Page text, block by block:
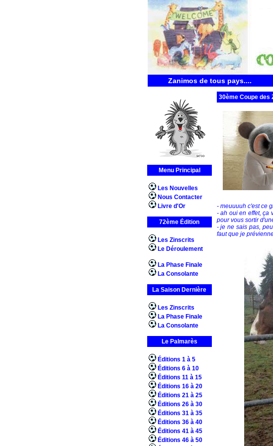
Zanimos de tous pays....
Menu Principal
Les Nouvelles
Nous Contacter
Livre d'Or
72ème Édition
Les Zinscrits
Le Déroulement
La Phase Finale
La Consolante
La Saison Dernière
Les Zinscrits
La Phase Finale
La Consolante
Le Palmarès
Éditions 1 à 5
Éditions 6 à 10
Éditions 11 à 15
Éditions 16 à 20
Éditions 21 à 25
Éditions 26 à 30
Éditions 31 à 35
Éditions 36 à 40
Éditions 41 à 45
Éditions 46 à 50
30ème Coupe des
- meuuuuh c'est ce
- ah oui en effet, ça
pour vous sortir
- je ne sais pas,
faut que je